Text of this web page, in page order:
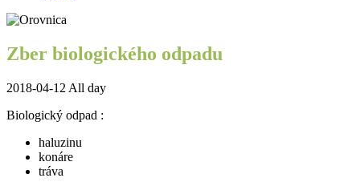
Zber biologického odpadu
2018-04-12 All day
Biologický odpad :
haluzinu
konáre
tráva